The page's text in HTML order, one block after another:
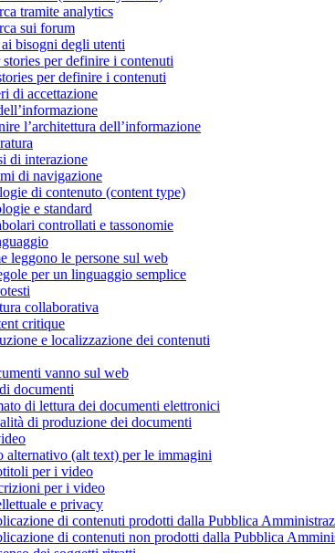
tramite analytics
sui forum
bisogni degli utenti
per definire i contenuti
per definire i contenuti
di accettazione
l’architettura dell’informazione
di interazione
di navigazione
di contenuto (content type)
e standard
controllati e tassonomie
leggono le persone sul web
per un linguaggio semplice
collaborativa
critique
e localizzazione dei contenuti
vanno sul web
documenti
di lettura dei documenti elettronici
di produzione dei documenti
alternativo (alt text) per le immagini
per i video
per i video
e privacy
di contenuti prodotti dalla Pubblica
di contenuti non prodotti dalla Pubblica